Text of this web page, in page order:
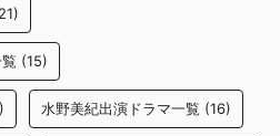
(15)
水野美紀出演ドラマ一覧 (16)